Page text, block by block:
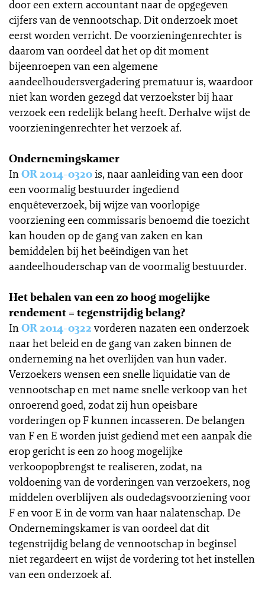
door een extern accountant naar de opgegeven
cijfers van de vennootschap. Dit onderzoek moet
eerst worden verricht. De voorzieningenrechter is
daarom van oordeel dat het op dit moment
bijeenroepen van een algemene
aandeelhoudersvergadering prematuur is, waardoor
niet kan worden gezegd dat verzoekster bij haar
verzoek een redelijk belang heeft. Derhalve wijst de
voorzieningenrechter het verzoek af.
Ondernemingskamer
InOR 2014-0320is, naar aanleiding van een door
een voormalig bestuurder ingediend
enquêteverzoek, bij wijze van voorlopige
voorziening een commissaris benoemd die toezicht
kan houden op de gang van zaken en kan
bemiddelen bij het beëindigen van het
aandeelhouderschap van de voormalig bestuurder.
Het behalen van een zo hoog mogelijke
rendement = tegenstrijdig belang?
InOR 2014-0322 vorderen nazaten een onderzoek
naar het beleid en de gang van zaken binnen de
onderneming na het overlijden van hun vader.
Verzoekers wensen een snelle liquidatie van de
vennootschap en met name snelle verkoop van het
onroerend goed, zodat zij hun opeisbare
vorderingen op F kunnen incasseren. De belangen
van F en E worden juist gediend met een aanpak die
erop gericht is een zo hoog mogelijke
verkoopopbrengst te realiseren, zodat, na
voldoening van de vorderingen van verzoekers, nog
middelen overblijven als oudedagsvoorziening voor
F en voor E in de vorm van haar nalatenschap. De
Ondernemingskamer is van oordeel dat dit
tegenstrijdig belang de vennootschap in beginsel
niet regardeert en wijst de vordering tot het instellen
van een onderzoek af.